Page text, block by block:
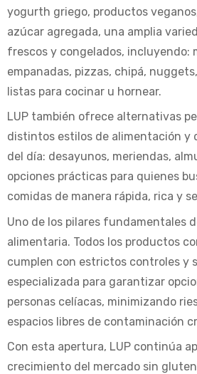
yogurth griego, productos
azúcar agregada, una amplia
frescos y congelados, incluyendo:
empanadas, pizzas, chipá,
listas para cocinar u hornear.
LUP también ofrece alternativas
distintos estilos de alimentación y
del día: desayunos, meriendas,
opciones prácticas para quienes
comidas de manera rápida, rica y
Uno de los pilares fundamentales
alimentaria. Todos los productos
cumplen con estrictos controles y
especializada para garantizar
personas celíacas, minimizando
espacios libres de contaminación
Con esta apertura, LUP continúa
crecimiento del mercado sin